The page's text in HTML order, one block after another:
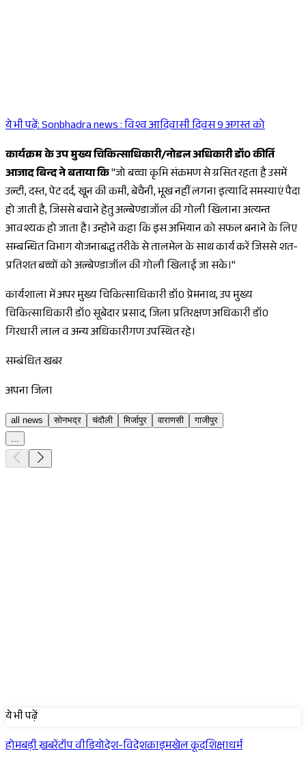
Sponsored
ये भी पढ़ें:Sonbhadra news : विश्व आदिवासी दिवस 9 अगस्त को
कार्यक्रम के उप मुख्य चिकित्साधिकारी/नोडल अधिकारी डॉ0 कीर्ति
आजाद बिन्द ने बताया कि"जो बच्चा कृमि संक्रमण से ग्रसित रहता है उसमें
उल्टी, दस्त, पेट दर्द, खून की कमी, बेचैनी, भूख नहीं लगना इत्यादि समस्याएं पैदा
हो जाती है, जिससे बचाने हेतु अल्बेण्डाजॉल की गोली खिलाना अत्यन्त
आवश्यक हो जाता है। उन्होने कहा कि इस अभियान को सफल बनाने के लिए
सम्बन्धित विभाग योजनाबद्ध तरीके से तालमेल के साथ कार्य करें जिससे शत-
प्रतिशत बच्चों को अल्बेण्डाजॉल की गोली खिलाई जा सके।"
कार्यशाला में अपर मुख्य चिकित्साधिकारी डॉ0 प्रेमनाथ, उप मुख्य
चिकित्साधिकारी डॉ0 सूबेदार प्रसाद, जिला प्रतिरक्षण अधिकारी डॉ0
गिरधारी लाल व अन्य अधिकारीगण उपस्थित रहे।
सम्बंधित खबर
अपना जिला
all news सोनभद्र चंदौली मिर्जापुर वाराणसी
गाजीपुर
...
ये भी पढ़ें
होमबड़ी ख़बरेंटॉप वीडियोदेश-विदेशक्राइमखेल कूदशिक्षाधर्म